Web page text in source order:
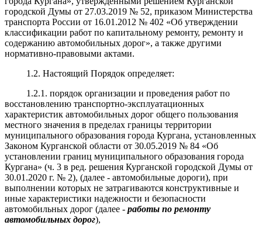
городской Думы от 27.03.2019 № 52, приказом Министерства
транспорта России от 16.01.2012 № 402 «Об утверждении
классификации работ по капитальному ремонту, ремонту и
содержанию автомобильных дорог», а также другими
нормативно-правовыми актами.
1.2. Настоящий Порядок определяет:
1.2.1. порядок организации и проведения работ по
восстановлению транспортно-эксплуатационных
характеристик автомобильных дорог общего пользования
местного значения в пределах границы территории
муниципального образования города Кургана, установленных
Законом Курганской области от 30.05.2019 № 84 «Об
установлении границ муниципального образования города
Кургана» (ч. 3 в ред. решения Курганской городской Думы от
30.01.2020 г. № 2), (далее - автомобильные дороги), при
выполнении которых не затрагиваются конструктивные и
иные характеристики надежности и безопасности
автомобильных дорог (далее - работы по ремонту
автомобильных дорог),